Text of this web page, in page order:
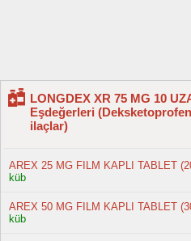
LONGDEX XR 75 MG 10
Eşdeğerleri
ilaçlar)
AREX 25 MG FILM KAPLI TABLET
küb
AREX 50 MG FILM KAPLI TABLET
küb